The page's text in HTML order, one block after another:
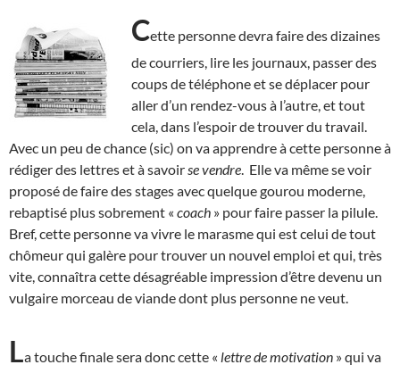
Cette personne devra faire des dizaines
de courriers, lire les journaux, passer des
coups de téléphone et se déplacer pour
aller d’un rendez-vous à l’autre, et tout
cela, dans l’espoir de trouver du travail.
Avec un peu de chance (sic) on va apprendre à cette personne à
rédiger des lettres et à savoir se vendre . Elle va même se voir
proposé de faire des stages avec quelque gourou moderne,
rebaptisé plus sobrement « coach » pour faire passer la pilule.
Bref, cette personne va vivre le marasme qui est celui de tout
chômeur qui galère pour trouver un nouvel emploi et qui, très
vite, connaîtra cette désagréable impression d’être devenu un
vulgaire morceau de viande dont plus personne ne veut.
La touche finale sera donc cette « lettre de motivation » qui va